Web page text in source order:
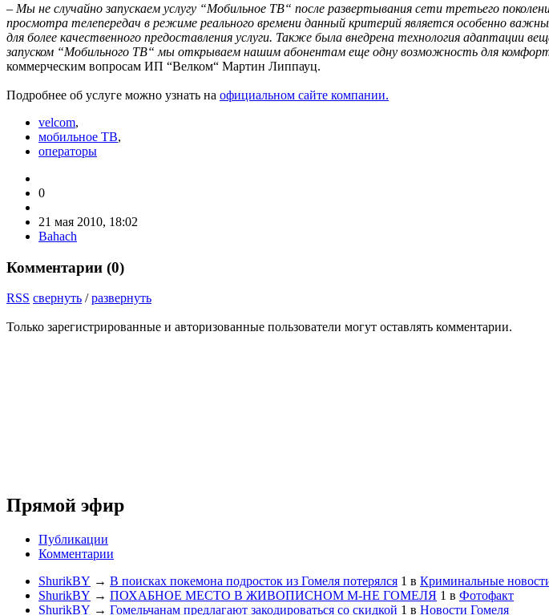
– Мы не случайно запускаем услугу “Мобильное ТВ“ после развертывания сети третьего
просмотра телепередач в режиме реального времени данный критерий является особенно
для более качественного предоставления услуги. Также была внедрена технология
запуском “Мобильного ТВ“ мы открываем нашим абонентам еще одну возможность для
коммерческим вопросам ИП “Велком“ Мартин Липпауц.
Подробнее об услуге можно узнать на официальном сайте компании.
velcom,
мобильное ТВ,
операторы
0
21 мая 2010, 18:02
Bahach
Комментарии (0)
RSS свернуть /развернуть
Только зарегистрированные и авторизованные пользователи могут оставлять комментарии.
Прямой эфир
Публикации
Комментарии
ShurikBY → В поисках покемона подросток из Гомеля потерялся 1 в Криминальные
ShurikBY → ПОХАБНОЕ МЕСТО В ЖИВОПИСНОМ М-НЕ ГОМЕЛЯ 1 в Фотофакт
ShurikBY → Гомельчанам предлагают закодироваться со скидкой 1 в Новости Гомеля